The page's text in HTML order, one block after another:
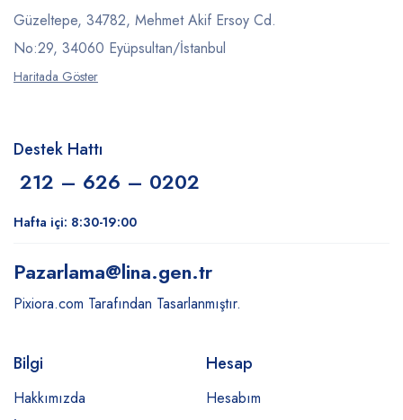
Güzeltepe, 34782, Mehmet Akif Ersoy Cd.
No:29, 34060 Eyüpsultan/İstanbul
Haritada Göster
Destek Hattı
212 – 626 – 0202
Hafta içi: 8:30-19:00
Pazarlama@lina.gen.tr
Pixiora.com Tarafından Tasarlanmıştır.
Bilgi
Hakkımızda
Hesap
Hesabım